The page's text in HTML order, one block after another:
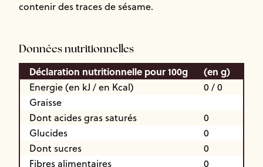
contenir des traces de sésame.
Données nutritionnelles
Déclaration nutritionnelle pour 100g (en g)
Energie (en kJ / en Kcal)
0 / 0
Graisse
Dont acides gras saturés
0
Glucides
0
Dont sucres
0
Fibres alimentaires
0